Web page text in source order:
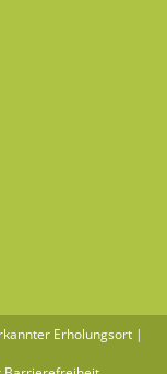
Erholungsort |